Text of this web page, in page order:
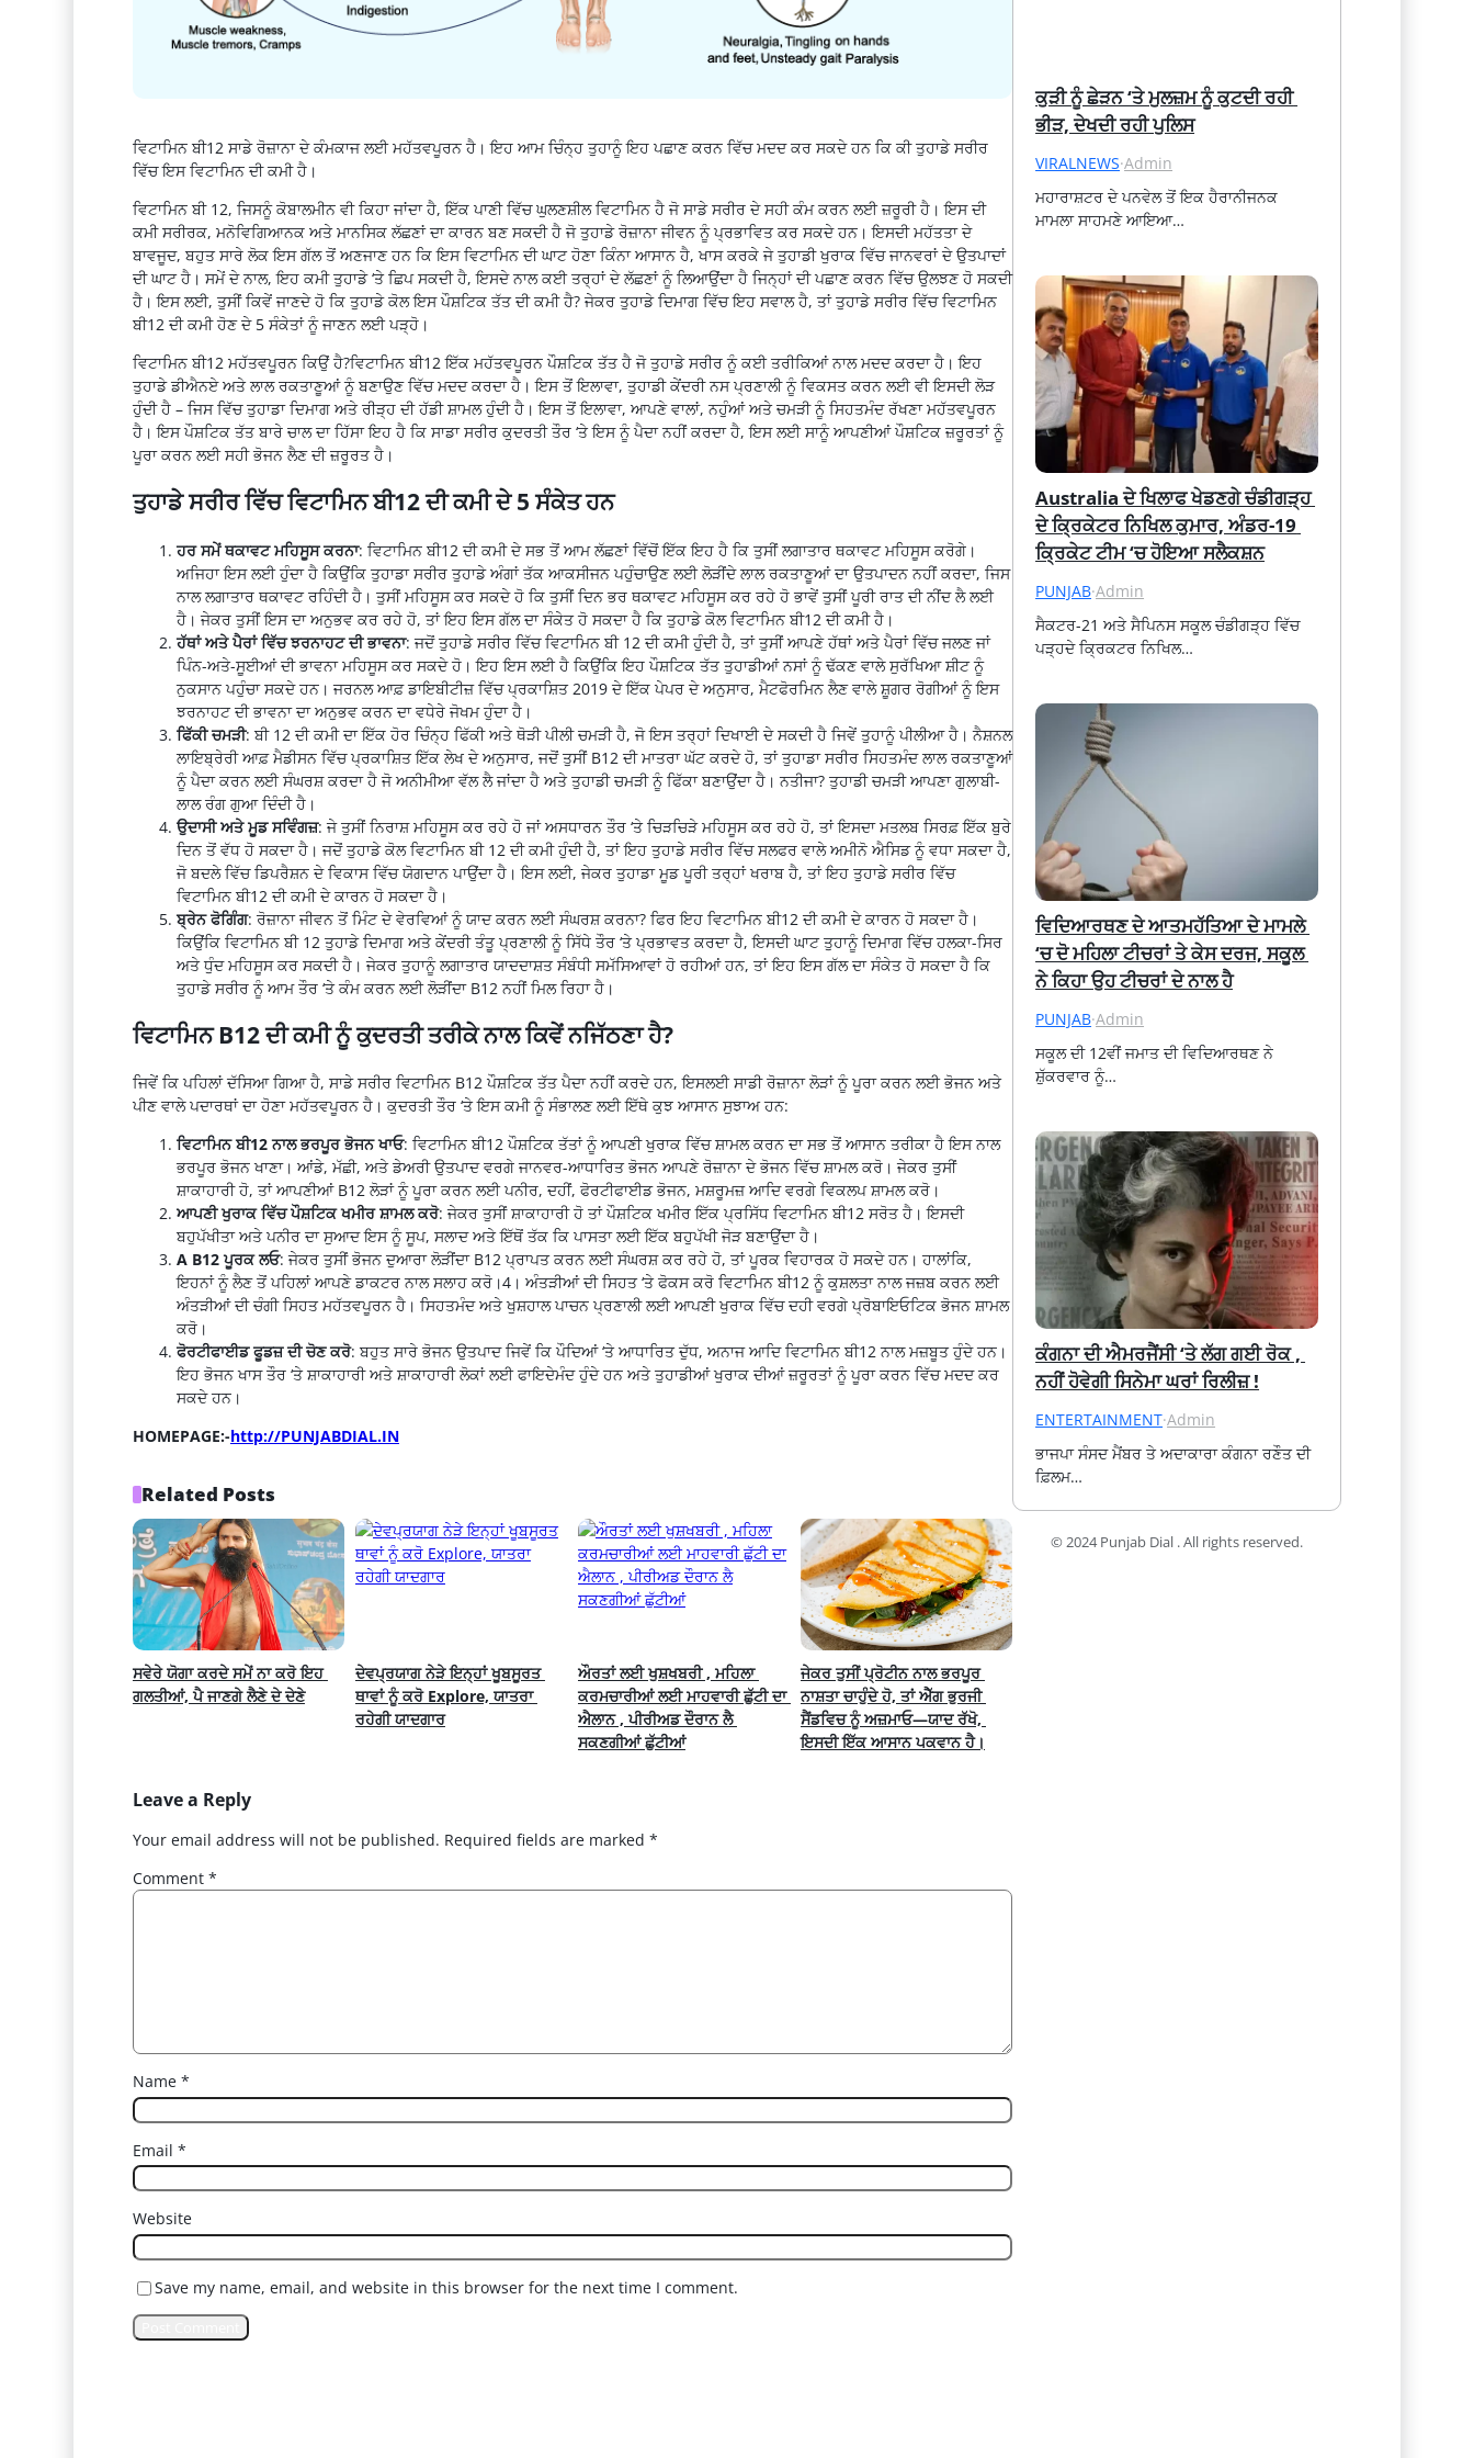
ਵਿਟਾਮਿਨ ਬੀ12 ਸਾਡੇ ਰੋਜ਼ਾਨਾ ਦੇ ਕੰਮਕਾਜ ਲਈ ਮਹੱਤਵਪੂਰਨ ਹੈ। ਇਹ ਆਮ ਚਿੰਨ੍ਹ ਤੁਹਾਨੂੰ ਇਹ ਪਛਾਣ ਕਰਨ ਵਿੱਚ ਮਦਦ ਕਰ ਸਕਦੇ ਹਨ ਕਿ ਕੀ ਤੁਹਾਡੇ ਸਰੀਰ
ਵਿੱਚ ਇਸ ਵਿਟਾਮਿਨ ਦੀ ਕਮੀ ਹੈ।
ਵਿਟਾਮਿਨ ਬੀ 12, ਜਿਸਨੂੰ ਕੋਬਾਲਮੀਨ ਵੀ ਕਿਹਾ ਜਾਂਦਾ ਹੈ, ਇੱਕ ਪਾਣੀ ਵਿੱਚ ਘੁਲਣਸ਼ੀਲ ਵਿਟਾਮਿਨ ਹੈ ਜੋ ਸਾਡੇ ਸਰੀਰ ਦੇ ਸਹੀ ਕੰਮ ਕਰਨ ਲਈ ਜ਼ਰੂਰੀ ਹੈ। ਇਸ ਦੀ
ਕਮੀ ਸਰੀਰਕ, ਮਨੋਵਿਗਿਆਨਕ ਅਤੇ ਮਾਨਸਿਕ ਲੱਛਣਾਂ ਦਾ ਕਾਰਨ ਬਣ ਸਕਦੀ ਹੈ ਜੋ ਤੁਹਾਡੇ ਰੋਜ਼ਾਨਾ ਜੀਵਨ ਨੂੰ ਪ੍ਰਭਾਵਿਤ ਕਰ ਸਕਦੇ ਹਨ। ਇਸਦੀ ਮਹੱਤਤਾ ਦੇ
ਬਾਵਜੂਦ, ਬਹੁਤ ਸਾਰੇ ਲੋਕ ਇਸ ਗੱਲ ਤੋਂ ਅਣਜਾਣ ਹਨ ਕਿ ਇਸ ਵਿਟਾਮਿਨ ਦੀ ਘਾਟ ਹੋਣਾ ਕਿੰਨਾ ਆਸਾਨ ਹੈ, ਖਾਸ ਕਰਕੇ ਜੇ ਤੁਹਾਡੀ ਖੁਰਾਕ ਵਿੱਚ ਜਾਨਵਰਾਂ ਦੇ ਉਤਪਾਦਾਂ
ਦੀ ਘਾਟ ਹੈ। ਸਮੇਂ ਦੇ ਨਾਲ, ਇਹ ਕਮੀ ਤੁਹਾਡੇ ‘ਤੇ ਛਿਪ ਸਕਦੀ ਹੈ, ਇਸਦੇ ਨਾਲ ਕਈ ਤਰ੍ਹਾਂ ਦੇ ਲੱਛਣਾਂ ਨੂੰ ਲਿਆਉਂਦਾ ਹੈ ਜਿਨ੍ਹਾਂ ਦੀ ਪਛਾਣ ਕਰਨ ਵਿੱਚ ਉਲਝਣ ਹੋ ਸਕਦੀ
ਹੈ। ਇਸ ਲਈ, ਤੁਸੀਂ ਕਿਵੇਂ ਜਾਣਦੇ ਹੋ ਕਿ ਤੁਹਾਡੇ ਕੋਲ ਇਸ ਪੌਸ਼ਟਿਕ ਤੱਤ ਦੀ ਕਮੀ ਹੈ? ਜੇਕਰ ਤੁਹਾਡੇ ਦਿਮਾਗ ਵਿੱਚ ਇਹ ਸਵਾਲ ਹੈ, ਤਾਂ ਤੁਹਾਡੇ ਸਰੀਰ ਵਿੱਚ ਵਿਟਾਮਿਨ
ਬੀ12 ਦੀ ਕਮੀ ਹੋਣ ਦੇ 5 ਸੰਕੇਤਾਂ ਨੂੰ ਜਾਣਨ ਲਈ ਪੜ੍ਹੋ।
ਵਿਟਾਮਿਨ ਬੀ12 ਮਹੱਤਵਪੂਰਨ ਕਿਉਂ ਹੈ?ਵਿਟਾਮਿਨ ਬੀ12 ਇੱਕ ਮਹੱਤਵਪੂਰਨ ਪੌਸ਼ਟਿਕ ਤੱਤ ਹੈ ਜੋ ਤੁਹਾਡੇ ਸਰੀਰ ਨੂੰ ਕਈ ਤਰੀਕਿਆਂ ਨਾਲ ਮਦਦ ਕਰਦਾ ਹੈ। ਇਹ
ਤੁਹਾਡੇ ਡੀਐਨਏ ਅਤੇ ਲਾਲ ਰਕਤਾਣੂਆਂ ਨੂੰ ਬਣਾਉਣ ਵਿੱਚ ਮਦਦ ਕਰਦਾ ਹੈ। ਇਸ ਤੋਂ ਇਲਾਵਾ, ਤੁਹਾਡੀ ਕੇਂਦਰੀ ਨਸ ਪ੍ਰਣਾਲੀ ਨੂੰ ਵਿਕਸਤ ਕਰਨ ਲਈ ਵੀ ਇਸਦੀ ਲੋੜ
ਹੁੰਦੀ ਹੈ – ਜਿਸ ਵਿੱਚ ਤੁਹਾਡਾ ਦਿਮਾਗ ਅਤੇ ਰੀੜ੍ਹ ਦੀ ਹੱਡੀ ਸ਼ਾਮਲ ਹੁੰਦੀ ਹੈ। ਇਸ ਤੋਂ ਇਲਾਵਾ, ਆਪਣੇ ਵਾਲਾਂ, ਨਹੁੰਆਂ ਅਤੇ ਚਮੜੀ ਨੂੰ ਸਿਹਤਮੰਦ ਰੱਖਣਾ ਮਹੱਤਵਪੂਰਨ
ਹੈ। ਇਸ ਪੌਸ਼ਟਿਕ ਤੱਤ ਬਾਰੇ ਚਾਲ ਦਾ ਹਿੱਸਾ ਇਹ ਹੈ ਕਿ ਸਾਡਾ ਸਰੀਰ ਕੁਦਰਤੀ ਤੌਰ ‘ਤੇ ਇਸ ਨੂੰ ਪੈਦਾ ਨਹੀਂ ਕਰਦਾ ਹੈ, ਇਸ ਲਈ ਸਾਨੂੰ ਆਪਣੀਆਂ ਪੌਸ਼ਟਿਕ ਜ਼ਰੂਰਤਾਂ ਨੂੰ
ਪੂਰਾ ਕਰਨ ਲਈ ਸਹੀ ਭੋਜਨ ਲੈਣ ਦੀ ਜ਼ਰੂਰਤ ਹੈ।
ਤੁਹਾਡੇ ਸਰੀਰ ਵਿੱਚ ਵਿਟਾਮਿਨ ਬੀ12 ਦੀ ਕਮੀ ਦੇ 5 ਸੰਕੇਤ ਹਨ
ਹਰ ਸਮੇਂ ਥਕਾਵਟ ਮਹਿਸੂਸ ਕਰਨਾ: ਵਿਟਾਮਿਨ ਬੀ12 ਦੀ ਕਮੀ ਦੇ ਸਭ ਤੋਂ ਆਮ ਲੱਛਣਾਂ ਵਿੱਚੋਂ ਇੱਕ ਇਹ ਹੈ ਕਿ ਤੁਸੀਂ ਲਗਾਤਾਰ ਥਕਾਵਟ ਮਹਿਸੂਸ ਕਰੋਗੇ।
ਅਜਿਹਾ ਇਸ ਲਈ ਹੁੰਦਾ ਹੈ ਕਿਉਂਕਿ ਤੁਹਾਡਾ ਸਰੀਰ ਤੁਹਾਡੇ ਅੰਗਾਂ ਤੱਕ ਆਕਸੀਜਨ ਪਹੁੰਚਾਉਣ ਲਈ ਲੋੜੀਂਦੇ ਲਾਲ ਰਕਤਾਣੂਆਂ ਦਾ ਉਤਪਾਦਨ ਨਹੀਂ ਕਰਦਾ, ਜਿਸ
ਨਾਲ ਲਗਾਤਾਰ ਥਕਾਵਟ ਰਹਿੰਦੀ ਹੈ। ਤੁਸੀਂ ਮਹਿਸੂਸ ਕਰ ਸਕਦੇ ਹੋ ਕਿ ਤੁਸੀਂ ਦਿਨ ਭਰ ਥਕਾਵਟ ਮਹਿਸੂਸ ਕਰ ਰਹੇ ਹੋ ਭਾਵੇਂ ਤੁਸੀਂ ਪੂਰੀ ਰਾਤ ਦੀ ਨੀਂਦ ਲੈ ਲਈ
ਹੈ। ਜੇਕਰ ਤੁਸੀਂ ਇਸ ਦਾ ਅਨੁਭਵ ਕਰ ਰਹੇ ਹੋ, ਤਾਂ ਇਹ ਇਸ ਗੱਲ ਦਾ ਸੰਕੇਤ ਹੋ ਸਕਦਾ ਹੈ ਕਿ ਤੁਹਾਡੇ ਕੋਲ ਵਿਟਾਮਿਨ ਬੀ12 ਦੀ ਕਮੀ ਹੈ।
ਹੱਥਾਂ ਅਤੇ ਪੈਰਾਂ ਵਿੱਚ ਝਰਨਾਹਟ ਦੀ ਭਾਵਨਾ: ਜਦੋਂ ਤੁਹਾਡੇ ਸਰੀਰ ਵਿੱਚ ਵਿਟਾਮਿਨ ਬੀ 12 ਦੀ ਕਮੀ ਹੁੰਦੀ ਹੈ, ਤਾਂ ਤੁਸੀਂ ਆਪਣੇ ਹੱਥਾਂ ਅਤੇ ਪੈਰਾਂ ਵਿੱਚ ਜਲਣ ਜਾਂ
ਪਿੰਨ-ਅਤੇ-ਸੂਈਆਂ ਦੀ ਭਾਵਨਾ ਮਹਿਸੂਸ ਕਰ ਸਕਦੇ ਹੋ। ਇਹ ਇਸ ਲਈ ਹੈ ਕਿਉਂਕਿ ਇਹ ਪੌਸ਼ਟਿਕ ਤੱਤ ਤੁਹਾਡੀਆਂ ਨਸਾਂ ਨੂੰ ਢੱਕਣ ਵਾਲੇ ਸੁਰੱਖਿਆ ਸ਼ੀਟ ਨੂੰ
ਨੁਕਸਾਨ ਪਹੁੰਚਾ ਸਕਦੇ ਹਨ। ਜਰਨਲ ਆਫ਼ ਡਾਇਬੀਟੀਜ਼ ਵਿੱਚ ਪ੍ਰਕਾਸ਼ਿਤ 2019 ਦੇ ਇੱਕ ਪੇਪਰ ਦੇ ਅਨੁਸਾਰ, ਮੈਟਫੋਰਮਿਨ ਲੈਣ ਵਾਲੇ ਸ਼ੂਗਰ ਰੋਗੀਆਂ ਨੂੰ ਇਸ
ਝਰਨਾਹਟ ਦੀ ਭਾਵਨਾ ਦਾ ਅਨੁਭਵ ਕਰਨ ਦਾ ਵਧੇਰੇ ਜੋਖਮ ਹੁੰਦਾ ਹੈ।
ਫਿੱਕੀ ਚਮੜੀ: ਬੀ 12 ਦੀ ਕਮੀ ਦਾ ਇੱਕ ਹੋਰ ਚਿੰਨ੍ਹ ਫਿੱਕੀ ਅਤੇ ਥੋੜੀ ਪੀਲੀ ਚਮੜੀ ਹੈ, ਜੋ ਇਸ ਤਰ੍ਹਾਂ ਦਿਖਾਈ ਦੇ ਸਕਦੀ ਹੈ ਜਿਵੇਂ ਤੁਹਾਨੂੰ ਪੀਲੀਆ ਹੈ। ਨੈਸ਼ਨਲ
ਲਾਇਬ੍ਰੇਰੀ ਆਫ਼ ਮੈਡੀਸਨ ਵਿੱਚ ਪ੍ਰਕਾਸ਼ਿਤ ਇੱਕ ਲੇਖ ਦੇ ਅਨੁਸਾਰ, ਜਦੋਂ ਤੁਸੀਂ B12 ਦੀ ਮਾਤਰਾ ਘੱਟ ਕਰਦੇ ਹੋ, ਤਾਂ ਤੁਹਾਡਾ ਸਰੀਰ ਸਿਹਤਮੰਦ ਲਾਲ ਰਕਤਾਣੂਆਂ
ਨੂੰ ਪੈਦਾ ਕਰਨ ਲਈ ਸੰਘਰਸ਼ ਕਰਦਾ ਹੈ ਜੋ ਅਨੀਮੀਆ ਵੱਲ ਲੈ ਜਾਂਦਾ ਹੈ ਅਤੇ ਤੁਹਾਡੀ ਚਮੜੀ ਨੂੰ ਫਿੱਕਾ ਬਣਾਉਂਦਾ ਹੈ। ਨਤੀਜਾ? ਤੁਹਾਡੀ ਚਮੜੀ ਆਪਣਾ ਗੁਲਾਬੀ-
ਲਾਲ ਰੰਗ ਗੁਆ ਦਿੰਦੀ ਹੈ।
ਉਦਾਸੀ ਅਤੇ ਮੂਡ ਸਵਿੰਗਜ਼: ਜੇ ਤੁਸੀਂ ਨਿਰਾਸ਼ ਮਹਿਸੂਸ ਕਰ ਰਹੇ ਹੋ ਜਾਂ ਅਸਧਾਰਨ ਤੌਰ ‘ਤੇ ਚਿੜਚਿੜੇ ਮਹਿਸੂਸ ਕਰ ਰਹੇ ਹੋ, ਤਾਂ ਇਸਦਾ ਮਤਲਬ ਸਿਰਫ਼ ਇੱਕ ਬੁਰੇ
ਦਿਨ ਤੋਂ ਵੱਧ ਹੋ ਸਕਦਾ ਹੈ। ਜਦੋਂ ਤੁਹਾਡੇ ਕੋਲ ਵਿਟਾਮਿਨ ਬੀ 12 ਦੀ ਕਮੀ ਹੁੰਦੀ ਹੈ, ਤਾਂ ਇਹ ਤੁਹਾਡੇ ਸਰੀਰ ਵਿੱਚ ਸਲਫਰ ਵਾਲੇ ਅਮੀਨੋ ਐਸਿਡ ਨੂੰ ਵਧਾ ਸਕਦਾ ਹੈ,
ਜੋ ਬਦਲੇ ਵਿੱਚ ਡਿਪਰੈਸ਼ਨ ਦੇ ਵਿਕਾਸ ਵਿੱਚ ਯੋਗਦਾਨ ਪਾਉਂਦਾ ਹੈ। ਇਸ ਲਈ, ਜੇਕਰ ਤੁਹਾਡਾ ਮੂਡ ਪੂਰੀ ਤਰ੍ਹਾਂ ਖਰਾਬ ਹੈ, ਤਾਂ ਇਹ ਤੁਹਾਡੇ ਸਰੀਰ ਵਿੱਚ
ਵਿਟਾਮਿਨ ਬੀ12 ਦੀ ਕਮੀ ਦੇ ਕਾਰਨ ਹੋ ਸਕਦਾ ਹੈ।
ਬ੍ਰੇਨ ਫੋਗਿੰਗ: ਰੋਜ਼ਾਨਾ ਜੀਵਨ ਤੋਂ ਮਿੰਟ ਦੇ ਵੇਰਵਿਆਂ ਨੂੰ ਯਾਦ ਕਰਨ ਲਈ ਸੰਘਰਸ਼ ਕਰਨਾ? ਫਿਰ ਇਹ ਵਿਟਾਮਿਨ ਬੀ12 ਦੀ ਕਮੀ ਦੇ ਕਾਰਨ ਹੋ ਸਕਦਾ ਹੈ।
ਕਿਉਂਕਿ ਵਿਟਾਮਿਨ ਬੀ 12 ਤੁਹਾਡੇ ਦਿਮਾਗ ਅਤੇ ਕੇਂਦਰੀ ਤੰਤੂ ਪ੍ਰਣਾਲੀ ਨੂੰ ਸਿੱਧੇ ਤੌਰ ‘ਤੇ ਪ੍ਰਭਾਵਤ ਕਰਦਾ ਹੈ, ਇਸਦੀ ਘਾਟ ਤੁਹਾਨੂੰ ਦਿਮਾਗ ਵਿੱਚ ਹਲਕਾ-ਸਿਰ
ਅਤੇ ਧੁੰਦ ਮਹਿਸੂਸ ਕਰ ਸਕਦੀ ਹੈ। ਜੇਕਰ ਤੁਹਾਨੂੰ ਲਗਾਤਾਰ ਯਾਦਦਾਸ਼ਤ ਸੰਬੰਧੀ ਸਮੱਸਿਆਵਾਂ ਹੋ ਰਹੀਆਂ ਹਨ, ਤਾਂ ਇਹ ਇਸ ਗੱਲ ਦਾ ਸੰਕੇਤ ਹੋ ਸਕਦਾ ਹੈ ਕਿ
ਤੁਹਾਡੇ ਸਰੀਰ ਨੂੰ ਆਮ ਤੌਰ ‘ਤੇ ਕੰਮ ਕਰਨ ਲਈ ਲੋੜੀਂਦਾ B12 ਨਹੀਂ ਮਿਲ ਰਿਹਾ ਹੈ।
ਵਿਟਾਮਿਨ B12 ਦੀ ਕਮੀ ਨੂੰ ਕੁਦਰਤੀ ਤਰੀਕੇ ਨਾਲ ਕਿਵੇਂ ਨਜਿੱਠਣਾ ਹੈ?
ਜਿਵੇਂ ਕਿ ਪਹਿਲਾਂ ਦੱਸਿਆ ਗਿਆ ਹੈ, ਸਾਡੇ ਸਰੀਰ ਵਿਟਾਮਿਨ B12 ਪੌਸ਼ਟਿਕ ਤੱਤ ਪੈਦਾ ਨਹੀਂ ਕਰਦੇ ਹਨ, ਇਸਲਈ ਸਾਡੀ ਰੋਜ਼ਾਨਾ ਲੋੜਾਂ ਨੂੰ ਪੂਰਾ ਕਰਨ ਲਈ ਭੋਜਨ ਅਤੇ
ਪੀਣ ਵਾਲੇ ਪਦਾਰਥਾਂ ਦਾ ਹੋਣਾ ਮਹੱਤਵਪੂਰਨ ਹੈ। ਕੁਦਰਤੀ ਤੌਰ ‘ਤੇ ਇਸ ਕਮੀ ਨੂੰ ਸੰਭਾਲਣ ਲਈ ਇੱਥੇ ਕੁਝ ਆਸਾਨ ਸੁਝਾਅ ਹਨ:
ਵਿਟਾਮਿਨ ਬੀ12 ਨਾਲ ਭਰਪੂਰ ਭੋਜਨ ਖਾਓ: ਵਿਟਾਮਿਨ ਬੀ12 ਪੌਸ਼ਟਿਕ ਤੱਤਾਂ ਨੂੰ ਆਪਣੀ ਖੁਰਾਕ ਵਿੱਚ ਸ਼ਾਮਲ ਕਰਨ ਦਾ ਸਭ ਤੋਂ ਆਸਾਨ ਤਰੀਕਾ ਹੈ ਇਸ ਨਾਲ
ਭਰਪੂਰ ਭੋਜਨ ਖਾਣਾ। ਆਂਡੇ, ਮੱਛੀ, ਅਤੇ ਡੇਅਰੀ ਉਤਪਾਦ ਵਰਗੇ ਜਾਨਵਰ-ਆਧਾਰਿਤ ਭੋਜਨ ਆਪਣੇ ਰੋਜ਼ਾਨਾ ਦੇ ਭੋਜਨ ਵਿੱਚ ਸ਼ਾਮਲ ਕਰੋ। ਜੇਕਰ ਤੁਸੀਂ
ਸ਼ਾਕਾਹਾਰੀ ਹੋ, ਤਾਂ ਆਪਣੀਆਂ B12 ਲੋੜਾਂ ਨੂੰ ਪੂਰਾ ਕਰਨ ਲਈ ਪਨੀਰ, ਦਹੀਂ, ਫੋਰਟੀਫਾਈਡ ਭੋਜਨ, ਮਸ਼ਰੂਮਜ਼ ਆਦਿ ਵਰਗੇ ਵਿਕਲਪ ਸ਼ਾਮਲ ਕਰੋ।
ਆਪਣੀ ਖੁਰਾਕ ਵਿੱਚ ਪੌਸ਼ਟਿਕ ਖਮੀਰ ਸ਼ਾਮਲ ਕਰੋ: ਜੇਕਰ ਤੁਸੀਂ ਸ਼ਾਕਾਹਾਰੀ ਹੋ ਤਾਂ ਪੌਸ਼ਟਿਕ ਖਮੀਰ ਇੱਕ ਪ੍ਰਸਿੱਧ ਵਿਟਾਮਿਨ ਬੀ12 ਸਰੋਤ ਹੈ। ਇਸਦੀ
ਬਹੁਪੱਖੀਤਾ ਅਤੇ ਪਨੀਰ ਦਾ ਸੁਆਦ ਇਸ ਨੂੰ ਸੂਪ, ਸਲਾਦ ਅਤੇ ਇੱਥੋਂ ਤੱਕ ਕਿ ਪਾਸਤਾ ਲਈ ਇੱਕ ਬਹੁਪੱਖੀ ਜੋੜ ਬਣਾਉਂਦਾ ਹੈ।
A B12 ਪੂਰਕ ਲਓ: ਜੇਕਰ ਤੁਸੀਂ ਭੋਜਨ ਦੁਆਰਾ ਲੋੜੀਂਦਾ B12 ਪ੍ਰਾਪਤ ਕਰਨ ਲਈ ਸੰਘਰਸ਼ ਕਰ ਰਹੇ ਹੋ, ਤਾਂ ਪੂਰਕ ਵਿਹਾਰਕ ਹੋ ਸਕਦੇ ਹਨ। ਹਾਲਾਂਕਿ,
ਇਹਨਾਂ ਨੂੰ ਲੈਣ ਤੋਂ ਪਹਿਲਾਂ ਆਪਣੇ ਡਾਕਟਰ ਨਾਲ ਸਲਾਹ ਕਰੋ।4। ਅੰਤੜੀਆਂ ਦੀ ਸਿਹਤ ‘ਤੇ ਫੋਕਸ ਕਰੋ ਵਿਟਾਮਿਨ ਬੀ12 ਨੂੰ ਕੁਸ਼ਲਤਾ ਨਾਲ ਜਜ਼ਬ ਕਰਨ ਲਈ
ਅੰਤੜੀਆਂ ਦੀ ਚੰਗੀ ਸਿਹਤ ਮਹੱਤਵਪੂਰਨ ਹੈ। ਸਿਹਤਮੰਦ ਅਤੇ ਖੁਸ਼ਹਾਲ ਪਾਚਨ ਪ੍ਰਣਾਲੀ ਲਈ ਆਪਣੀ ਖੁਰਾਕ ਵਿੱਚ ਦਹੀ ਵਰਗੇ ਪ੍ਰੋਬਾਇਓਟਿਕ ਭੋਜਨ ਸ਼ਾਮਲ
ਕਰੋ।
ਫੋਰਟੀਫਾਈਡ ਫੂਡਜ਼ ਦੀ ਚੋਣ ਕਰੋ: ਬਹੁਤ ਸਾਰੇ ਭੋਜਨ ਉਤਪਾਦ ਜਿਵੇਂ ਕਿ ਪੌਦਿਆਂ ‘ਤੇ ਆਧਾਰਿਤ ਦੁੱਧ, ਅਨਾਜ ਆਦਿ ਵਿਟਾਮਿਨ ਬੀ12 ਨਾਲ ਮਜ਼ਬੂਤ ​​ਹੁੰਦੇ ਹਨ।
ਇਹ ਭੋਜਨ ਖਾਸ ਤੌਰ ‘ਤੇ ਸ਼ਾਕਾਹਾਰੀ ਅਤੇ ਸ਼ਾਕਾਹਾਰੀ ਲੋਕਾਂ ਲਈ ਫਾਇਦੇਮੰਦ ਹੁੰਦੇ ਹਨ ਅਤੇ ਤੁਹਾਡੀਆਂ ਖੁਰਾਕ ਦੀਆਂ ਜ਼ਰੂਰਤਾਂ ਨੂੰ ਪੂਰਾ ਕਰਨ ਵਿੱਚ ਮਦਦ ਕਰ
ਸਕਦੇ ਹਨ।
HOMEPAGE:-http://PUNJABDIAL.IN
Related Posts
ਸਵੇਰੇ ਯੋਗਾ ਕਰਦੇ ਸਮੇਂ ਨਾ ਕਰੋ ਇਹ
ਗਲਤੀਆਂ, ਪੈ ਜਾਣਗੇ ਲੈਣੇ ਦੇ ਦੇਣੇ
ਦੇਵਪ੍ਰਯਾਗ ਨੇੜੇ ਇਨ੍ਹਾਂ ਖੂਬਸੂਰਤ
ਥਾਵਾਂ ਨੂੰ ਕਰੋ Explore, ਯਾਤਰਾ
ਰਹੇਗੀ ਯਾਦਗਾਰ
ਔਰਤਾਂ ਲਈ ਖੁਸ਼ਖਬਰੀ , ਮਹਿਲਾ
ਕਰਮਚਾਰੀਆਂ ਲਈ ਮਾਹਵਾਰੀ ਛੁੱਟੀ ਦਾ
ਐਲਾਨ , ਪੀਰੀਅਡ ਦੌਰਾਨ ਲੈ
ਸਕਣਗੀਆਂ ਛੁੱਟੀਆਂ
ਜੇਕਰ ਤੁਸੀਂ ਪ੍ਰੋਟੀਨ ਨਾਲ ਭਰਪੂਰ
ਨਾਸ਼ਤਾ ਚਾਹੁੰਦੇ ਹੋ, ਤਾਂ ਐੱਗ ਭੁਰਜੀ
ਸੈਂਡਵਿਚ ਨੂੰ ਅਜ਼ਮਾਓ—ਯਾਦ ਰੱਖੋ,
ਇਸਦੀ ਇੱਕ ਆਸਾਨ ਪਕਵਾਨ ਹੈ।
Leave a Reply
Your email address will not be published. Required fields are marked *
Comment *
Name *
Email *
Website
Save my name, email, and website in this browser for the next time I comment.
ਕੁੜੀ ਨੂੰ ਛੇੜਨ ‘ਤੇ ਮੁਲਜ਼ਮ ਨੂੰ ਕੁਟਦੀ ਰਹੀ
ਭੀੜ, ਦੇਖਦੀ ਰਹੀ ਪੁਲਿਸ
VIRALNEWS·Admin
ਮਹਾਰਾਸ਼ਟਰ ਦੇ ਪਨਵੇਲ ਤੋਂ ਇਕ ਹੈਰਾਨੀਜਨਕ
ਮਾਮਲਾ ਸਾਹਮਣੇ ਆਇਆ…
Australia ਦੇ ਖਿਲਾਫ ਖੇਡਣਗੇ ਚੰਡੀਗੜ੍ਹ
ਦੇ ਕ੍ਰਿਕੇਟਰ ਨਿਖਿਲ ਕੁਮਾਰ, ਅੰਡਰ-19
ਕ੍ਰਿਕੇਟ ਟੀਮ ‘ਚ ਹੋਇਆ ਸਲੈਕਸ਼ਨ
PUNJAB·Admin
ਸੈਕਟਰ-21 ਅਤੇ ਸੈਪਿਨਸ ਸਕੂਲ ਚੰਡੀਗੜ੍ਹ ਵਿੱਚ
ਪੜ੍ਹਦੇ ਕ੍ਰਿਕਟਰ ਨਿਖਿਲ…
ਵਿਦਿਆਰਥਣ ਦੇ ਆਤਮਹੱਤਿਆ ਦੇ ਮਾਮਲੇ
‘ਚ ਦੋ ਮਹਿਲਾ ਟੀਚਰਾਂ ਤੇ ਕੇਸ ਦਰਜ, ਸਕੂਲ
ਨੇ ਕਿਹਾ ਉਹ ਟੀਚਰਾਂ ਦੇ ਨਾਲ ਹੈ
PUNJAB·Admin
ਸਕੂਲ ਦੀ 12ਵੀਂ ਜਮਾਤ ਦੀ ਵਿਦਿਆਰਥਣ ਨੇ
ਸ਼ੁੱਕਰਵਾਰ ਨੂੰ…
ਕੰਗਨਾ ਦੀ ਐਮਰਜੈਂਸੀ ‘ਤੇ ਲੱਗ ਗਈ ਰੋਕ ,
ਨਹੀਂ ਹੋਵੇਗੀ ਸਿਨੇਮਾ ਘਰਾਂ ਰਿਲੀਜ਼ !
ENTERTAINMENT·Admin
ਭਾਜਪਾ ਸੰਸਦ ਮੈਂਬਰ ਤੇ ਅਦਾਕਾਰਾ ਕੰਗਨਾ ਰਣੌਤ ਦੀ
ਫ਼ਿਲਮ…
© 2024 Punjab Dial . All rights reserved.